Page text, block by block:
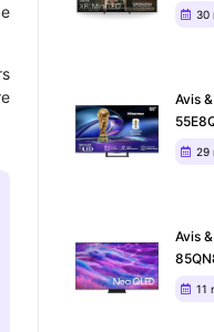
30
Avis
29
Avis
11